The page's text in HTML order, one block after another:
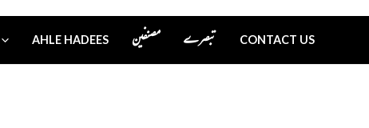
AHLE HADEES مصنفین تبصرے CONTACT US